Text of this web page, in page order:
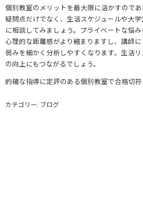
個別教室のメリットを最大限に活かすので
疑問点だけでなく、生活スケジュールや大
に相談してみましょう。プライベートな悩
心理的な距離感がより縮まりますし、講師
弱みを細かく分析しやすくなります。生活
の向上にもつながるでしょう。
的確な指導に定評のある個別教室で合格切
カテゴリー: ブログ